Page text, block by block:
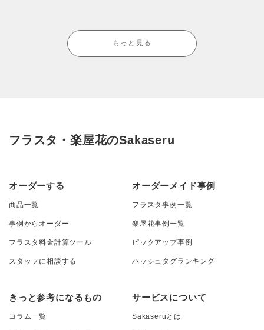
もっと見る
フラスタ・楽屋花のSakaseru
オーダーする
商品一覧
事例からオーダー
フラスタ料金計算ツール
スタッフに相談する
オーダーメイド事例
フラスタ事例一覧
楽屋花事例一覧
ピックアップ事例
ハッシュタグランキング
きっと参考になるもの
コラム一覧
サービスについて
Sakaseruとは